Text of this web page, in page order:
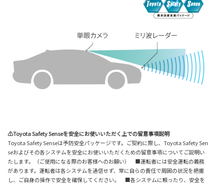
⚠Toyota Safety Senseを安全にお使いいただく上での留意事項説明
Toyota Safety Senseは予防安全パッケージです。ご契約に際し、Toyota Safety Sen
seおよびその各システムを安全にお使いいただくための留意事項についてご説明い
たします。（ご使用になる際のお客様へのお願い） ■運転者には安全運転の義務
があります。運転者は各システムを過信せず、常に自らの責任で周囲の状況を把握
し、ご自身の操作で安全を確保してください。 ■各システムに頼ったり、安全を